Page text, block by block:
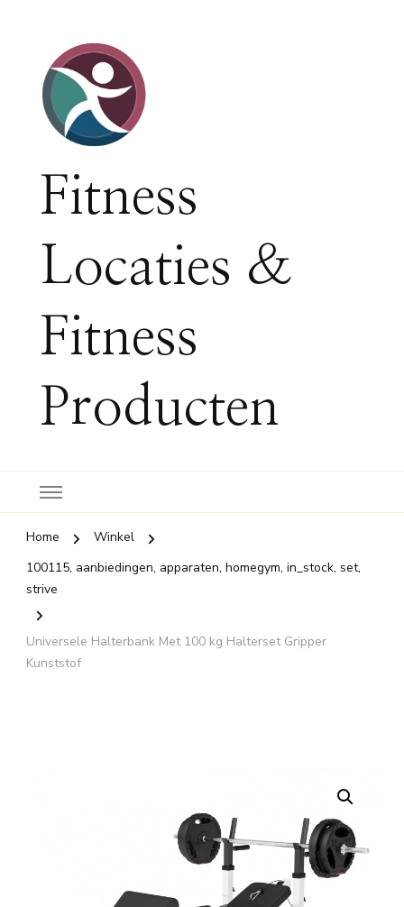
Fitness
Locaties &
Fitness
Producten
Home
Winkel
100115, aanbiedingen, apparaten, homegym, in_stock, set,
strive
Universele Halterbank Met 100 kg Halterset Gripper
Kunststof